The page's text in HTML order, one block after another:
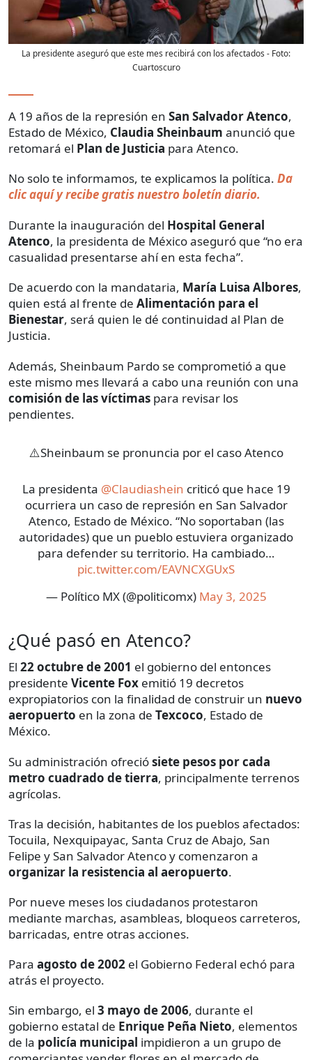
La presidente aseguró que este mes recibirá con los afectados - Foto:
Cuartoscuro
A 19 años de la represión en San Salvador Atenco,
Estado de México, Claudia Sheinbaum anunció que
retomará el Plan de Justicia para Atenco.
No solo te informamos, te explicamos la política. Da
clic aquí y recibe gratis nuestro boletín diario.
Durante la inauguración del Hospital General
Atenco, la presidenta de México aseguró que “no era
casualidad presentarse ahí en esta fecha”.
De acuerdo con la mandataria, María Luisa Albores,
quien está al frente de Alimentación para el
Bienestar, será quien le dé continuidad al Plan de
Justicia.
Además, Sheinbaum Pardo se comprometió a que
este mismo mes llevará a cabo una reunión con una
comisión de las víctimas para revisar los
pendientes.
⚠️Sheinbaum se pronuncia por el caso Atenco
La presidenta @Claudiashein criticó que hace 19
ocurriera un caso de represión en San Salvador
Atenco, Estado de México. “No soportaban (las
autoridades) que un pueblo estuviera organizado
para defender su territorio. Ha cambiado…
pic.twitter.com/EAVNCXGUxS
— Político MX (@politicomx) May 3, 2025
¿Qué pasó en Atenco?
El 22 octubre de 2001 el gobierno del entonces
presidente Vicente Fox emitió 19 decretos
expropiatorios con la finalidad de construir un nuevo
aeropuerto en la zona de Texcoco, Estado de
México.
Su administración ofreciósiete pesos por cada
metro cuadrado de tierra, principalmente terrenos
agrícolas.
Tras la decisión, habitantes de los pueblos afectados:
Tocuila, Nexquipayac, Santa Cruz de Abajo, San
Felipe y San Salvador Atenco y comenzaron a
organizar la resistencia al aeropuerto.
Por nueve meses los ciudadanos protestaron
mediante marchas, asambleas, bloqueos carreteros,
barricadas, entre otras acciones.
Para agosto de 2002 el Gobierno Federal echó para
atrás el proyecto.
Sin embargo, el 3 mayo de 2006, durante el
gobierno estatal de Enrique Peña Nieto, elementos
de la policía municipal impidieron a un grupo de